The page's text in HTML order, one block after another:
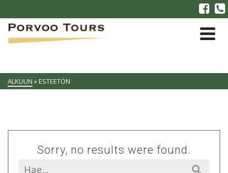
ALKUUN »ESTEETÖN
Sorry, no results were found.
Search